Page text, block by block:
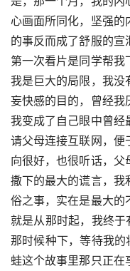
心画面所同化，坚强
的事反而成了舒服的宣
第一次看片是同学帮
我是巨大的局限，我没
妄快感的目的，曾经我
我变成了自己眼中曾经
请父母连接互联网，便
向很好，也很听话，父
撒下的最大的谎言，我
俗之事，实在是最大的
就是从那时起，我终于
那时候种下，等待我的
蛙这个故事里那只正在